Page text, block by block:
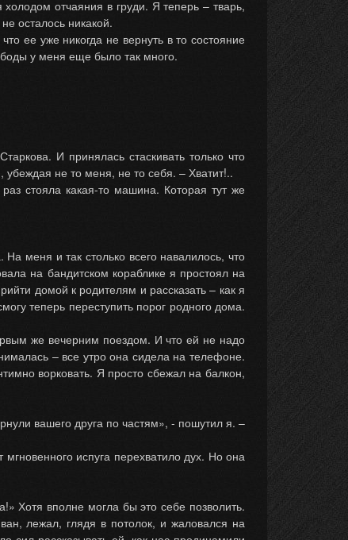
холодом отчаяния в груди. Я теперь – тварь,
осталось никакой.
ее уже никогда не вернуть в то состояние
у меня еще было так много.
И принялась стаскивать только что
не то меня, не то себя. – Хватит!..
стояла какая-то машина. Которая тут же
меня и так столько всего навалилось, что
на бандитском кораблике я простоял на
домой к родителям и рассказать – как я
теперь переступить порог родного дома.
же вечерним поездом. И что ей не надо
– все утро она сидела на телефоне.
ворковать. Я просто сбежал на балкон,
вашего друга по частям», - пошутил я. –
испуга перехватило дух. Но она
Хотя вполне могла бы это себе позволить.
лежал, глядя в потолок, и жаловался на